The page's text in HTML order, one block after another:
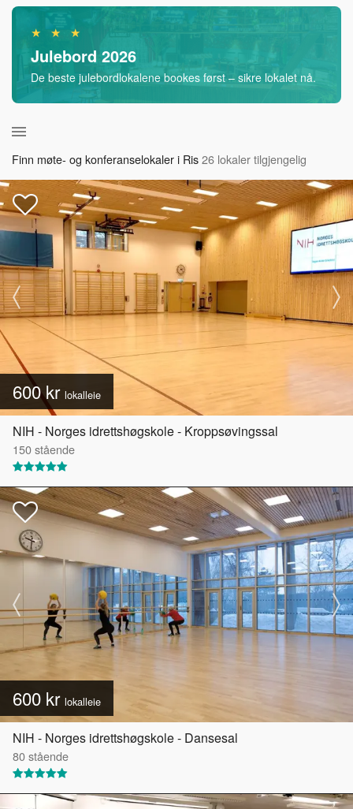
★ ★ ★
Julebord 2026
De beste julebordlokalene bookes først – sikre lokalet nå.
Finn møte- og konferanselokaler i Ris26 lokaler tilgjengelig
600 kr lokalleie
NIH - Norges idrettshøgskole - Kroppsøvingssal
150stående
600 kr lokalleie
NIH - Norges idrettshøgskole - Dansesal
80stående